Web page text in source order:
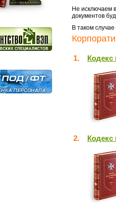
Не исключаем
документов
В таком
1. Кодекс
2. Кодекс